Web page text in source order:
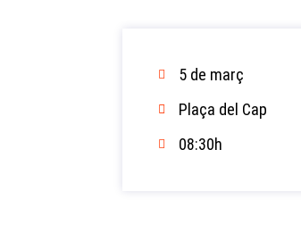
5 de març
Plaça del Cap
08:30h